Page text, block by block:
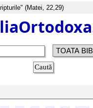
(Matei, 22,29)